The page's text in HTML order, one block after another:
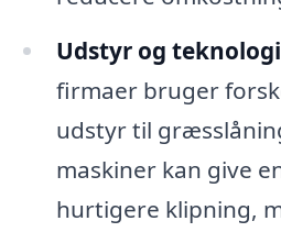
Udstyr og
firmaer bruger
udstyr til
maskiner kan give
hurtigere klipning,